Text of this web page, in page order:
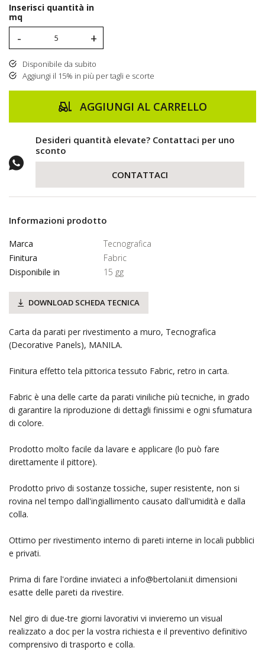
Inserisci quantità in
mq
- +
Disponibile da subito
Aggiungi il 15% in più per tagli e scorte
AGGIUNGI AL CARRELLO
Desideri quantità elevate? Contattaci per uno
sconto
CONTATTACI
Informazioni prodotto
Marca
Tecnografica
Finitura
Fabric
Disponibile in
15 gg
DOWNLOAD SCHEDA TECNICA
Carta da parati per rivestimento a muro, Tecnografica
(Decorative Panels), MANILA.
Finitura effetto tela pittorica tessuto Fabric, retro in carta.
Fabric è una delle carte da parati viniliche più tecniche, in grado
di garantire la riproduzione di dettagli finissimi e ogni sfumatura
di colore.
Prodotto molto facile da lavare e applicare (lo può fare
direttamente il pittore).
Prodotto privo di sostanze tossiche, super resistente, non si
rovina nel tempo dall'ingiallimento causato dall'umidità e dalla
colla.
Ottimo per rivestimento interno di pareti interne in locali pubblici
e privati.
Prima di fare l'ordine inviateci a info@bertolani.it dimensioni
esatte delle pareti da rivestire.
Nel giro di due-tre giorni lavorativi vi invieremo un visual
realizzato a doc per la vostra richiesta e il preventivo definitivo
comprensivo di trasporto e colla.